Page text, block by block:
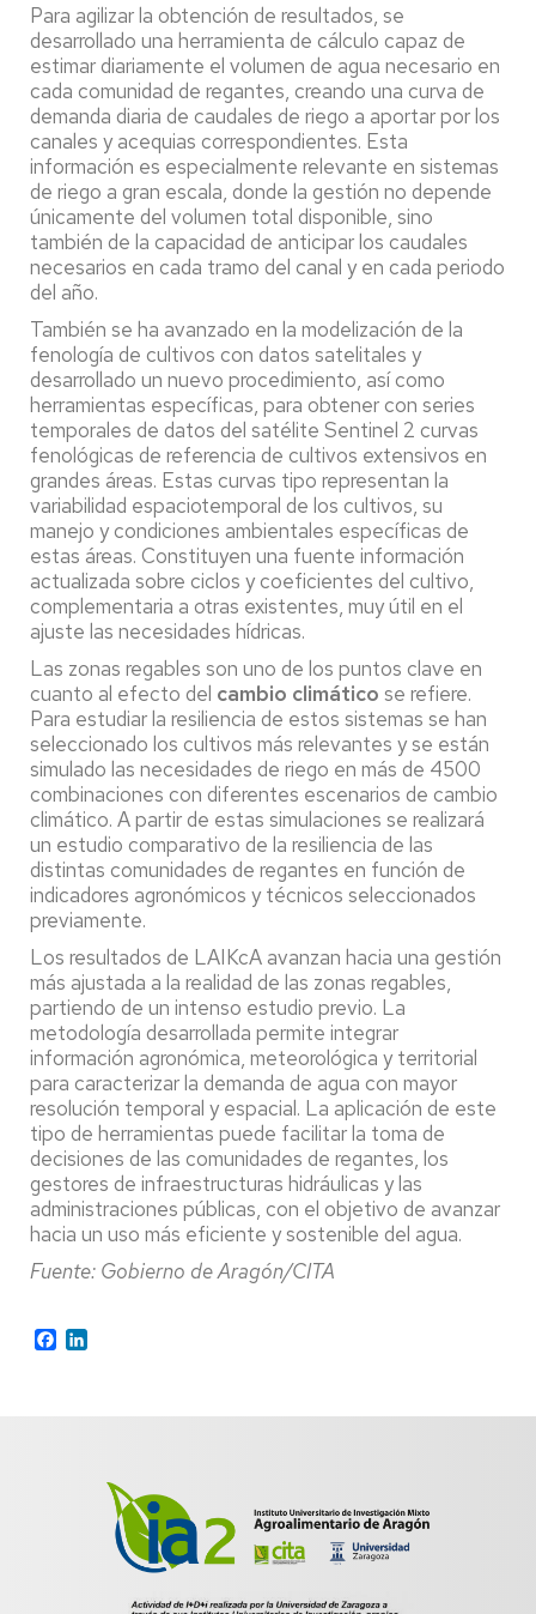
Para agilizar la obtención de resultados, se
desarrollado una herramienta de cálculo capaz de
estimar diariamente el volumen de agua necesario en
cada comunidad de regantes, creando una curva de
demanda diaria de caudales de riego a aportar por los
canales y acequias correspondientes. Esta
información es especialmente relevante en sistemas
de riego a gran escala, donde la gestión no depende
únicamente del volumen total disponible, sino
también de la capacidad de anticipar los caudales
necesarios en cada tramo del canal y en cada periodo
del año.
También se ha avanzado en la modelización de la
fenología de cultivos con datos satelitales y
desarrollado un nuevo procedimiento, así como
herramientas específicas, para obtener con series
temporales de datos del satélite Sentinel 2 curvas
fenológicas de referencia de cultivos extensivos en
grandes áreas. Estas curvas tipo representan la
variabilidad espaciotemporal de los cultivos, su
manejo y condiciones ambientales específicas de
estas áreas. Constituyen una fuente información
actualizada sobre ciclos y coeficientes del cultivo,
complementaria a otras existentes, muy útil en el
ajuste las necesidades hídricas.
Las zonas regables son uno de los puntos clave en
cuanto al efecto del cambio climático se refiere.
Para estudiar la resiliencia de estos sistemas se han
seleccionado los cultivos más relevantes y se están
simulado las necesidades de riego en más de 4500
combinaciones con diferentes escenarios de cambio
climático. A partir de estas simulaciones se realizará
un estudio comparativo de la resiliencia de las
distintas comunidades de regantes en función de
indicadores agronómicos y técnicos seleccionados
previamente.
Los resultados de LAIKcA avanzan hacia una gestión
más ajustada a la realidad de las zonas regables,
partiendo de un intenso estudio previo. La
metodología desarrollada permite integrar
información agronómica, meteorológica y territorial
para caracterizar la demanda de agua con mayor
resolución temporal y espacial. La aplicación de este
tipo de herramientas puede facilitar la toma de
decisiones de las comunidades de regantes, los
gestores de infraestructuras hidráulicas y las
administraciones públicas, con el objetivo de avanzar
hacia un uso más eficiente y sostenible del agua.
Fuente: Gobierno de Aragón/CITA
Facebook